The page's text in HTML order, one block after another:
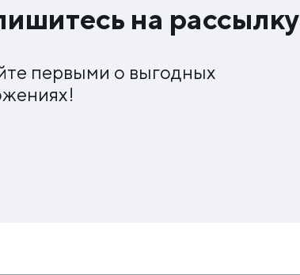
на рассылку
первыми о выгодных